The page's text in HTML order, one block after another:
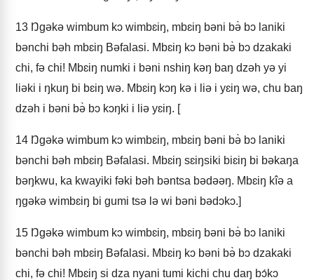
13 Ŋgəkə wimbum kɔ wimbɛiŋ, mbɛiŋ bəni bə̀ bɔ laniki
bənchi bəh mbɛiŋ Bəfalasi. Mbɛiŋ kɔ bəni bə̀ bɔ dzakaki
chi, fə chi! Mbɛiŋ numki i bəni nshiŋ kəŋ baŋ dzəh yə yi
liəki i ŋkuŋ bi bɛiŋ wə. Mbɛiŋ kɔŋ kə i liə i yɛiŋ wə, chu baŋ
dzəh i bəni bə̀ bɔ kɔŋki i liə yɛiŋ. [
14 Ŋgəkə wimbum kɔ wimbɛiŋ, mbɛiŋ bəni bə̀ bɔ laniki
bənchi bəh mbɛiŋ Bəfalasi. Mbɛiŋ sɛiŋsiki biɛiŋ bi bəkaŋa
bəŋkwu, ka kwayiki fəki bəh bəntsa bədəəŋ. Mbɛiŋ kîə a
ŋgəkə wimbɛiŋ bi gumi tsə lə wi bəni bədɔkɔ.]
15 Ŋgəkə wimbum kɔ wimbɛiŋ, mbɛiŋ bəni bə̀ bɔ laniki
bənchi bəh mbɛiŋ Bəfalasi. Mbɛiŋ kɔ bəni bə̀ bɔ dzakaki
chi, fə chi! Mbɛiŋ si dza nyani tumi kichi chu daŋ bɔ́kɔ